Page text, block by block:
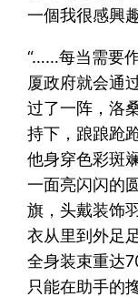
一個我很感興
“……每当需要
厦政府就会通
过了一阵，洛
持下，踉踉跄
他身穿色彩斑
一面亮闪闪的
旗，头戴装饰
衣从里到外足
全身装束重达
只能在助手的